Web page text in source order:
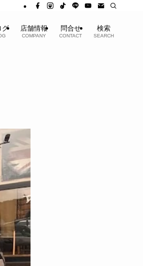
グ 店舗情報
COMPANY
問合せ
CONTACT
検索
SEARCH